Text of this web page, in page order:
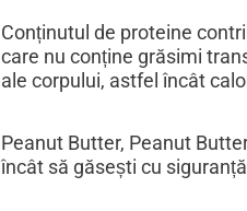
Conținutul de proteine
care nu conține grăsimi
ale corpului, astfel încât
Peanut Butter, Peanut
încât să găsești cu